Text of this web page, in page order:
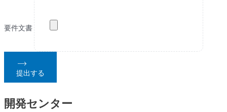
要件文書
提出する
開発センター